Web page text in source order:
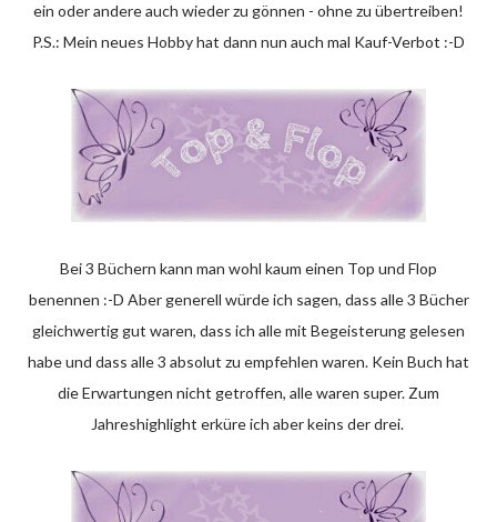
ein oder andere auch wieder zu gönnen - ohne zu übertreiben!
P.S.: Mein neues Hobby hat dann nun auch mal Kauf-Verbot :-D
Bei 3 Büchern kann man wohl kaum einen Top und Flop
benennen :-D Aber generell würde ich sagen, dass alle 3 Bücher
gleichwertig gut waren, dass ich alle mit Begeisterung gelesen
habe und dass alle 3 absolut zu empfehlen waren. Kein Buch hat
die Erwartungen nicht getroffen, alle waren super. Zum
Jahreshighlight erküre ich aber keins der drei.